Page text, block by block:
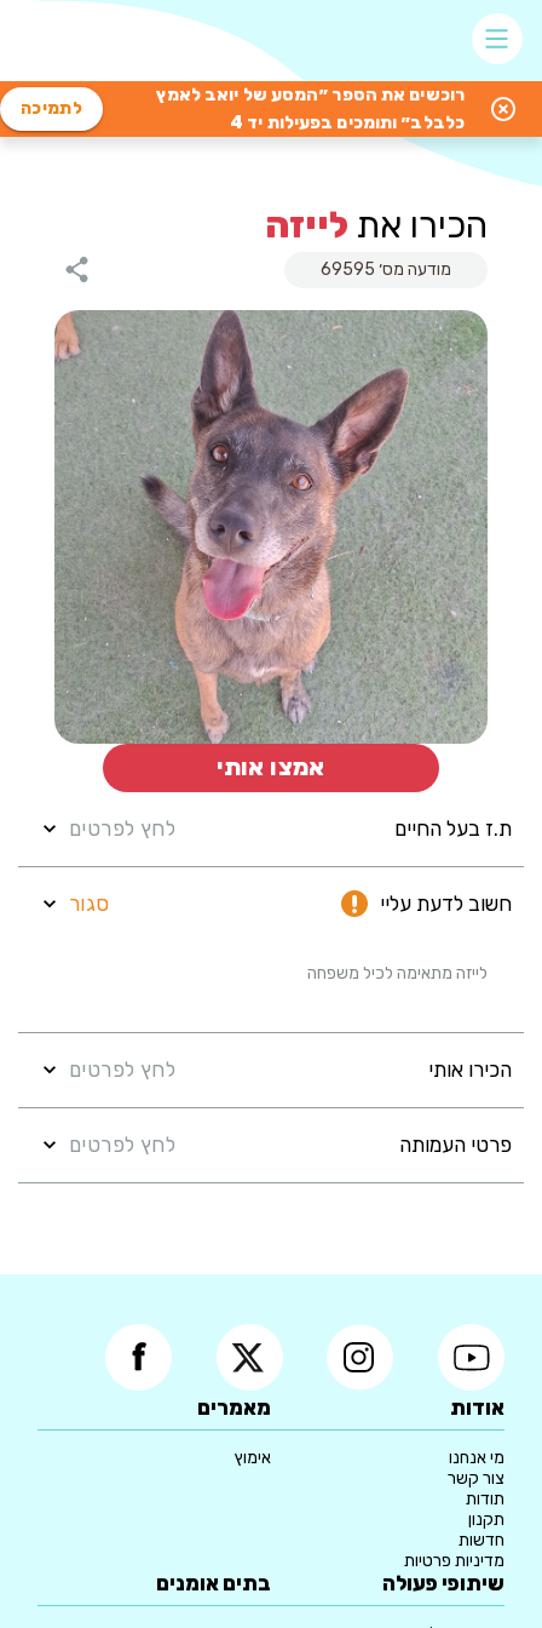
רוכשים את הספר ״המסע של יואב לאמץ
כלבלב״ ותומכים בפעילות יד 4
לתמיכה
הכירו את לייזה
מודעה מס׳ 69595
ת.ז בעל החיים לחץ לפרטים
חשוב לדעת עליי סגור
לייזה מתאימה לכיל משפחה
הכירו אותי לחץ לפרטים
פרטי העמותה לחץ לפרטים
אמצו אותי
אודות
מי אנחנו
צור קשר
תודות
תקנון
חדשות
מדיניות פרטיות
מאמרים
אימוץ
שיתופי פעולה בתים אומנים